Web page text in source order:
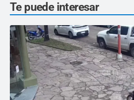
Te puede interesar